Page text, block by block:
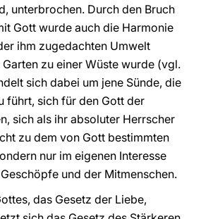
unterbrochen. Durch den Bruch
Gott wurde auch die Harmonie
ihm zugedachten Umwelt
zu einer Wüste wurde (vgl.
sich dabei um jene Sünde, die
führt, sich für den Gott der
sich als ihr absoluter Herrscher
zu dem von Gott bestimmten
nur im eigenen Interesse
und der Mitmenschen.
das Gesetz der Liebe,